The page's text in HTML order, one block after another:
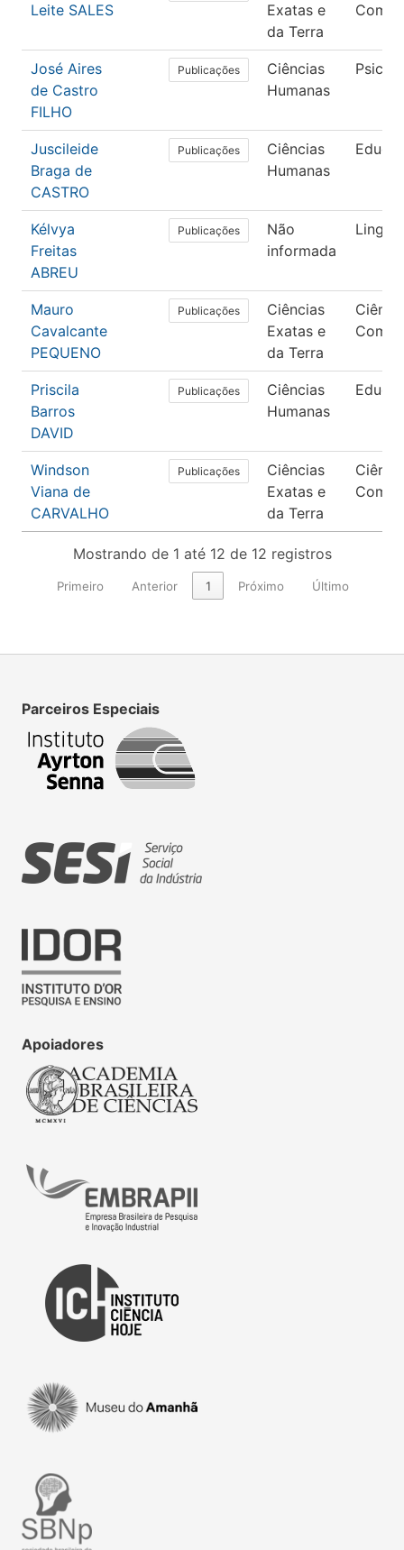
Leite SALES
Exatas e
da Terra
José Aires
de Castro
FILHO
Publicações
Ciências
Humanas
Juscileide
Braga de
CASTRO
Publicações
Ciências
Humanas
Kélvya
Freitas
ABREU
Publicações
Não
informada
Mauro
Cavalcante
PEQUENO
Publicações
Ciências
Exatas e
da Terra
Priscila
Barros
DAVID
Publicações
Ciências
Humanas
Windson
Viana de
CARVALHO
Publicações
Ciências
Exatas e
da Terra
Mostrando de 1 até 12 de 12 registros
Primeiro Anterior 1 Próximo Último
Parceiros Especiais
Apoiadores